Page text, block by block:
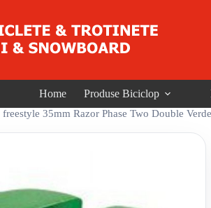
Home Produse Biciclop
35mm Razor Phase Two Double Verde